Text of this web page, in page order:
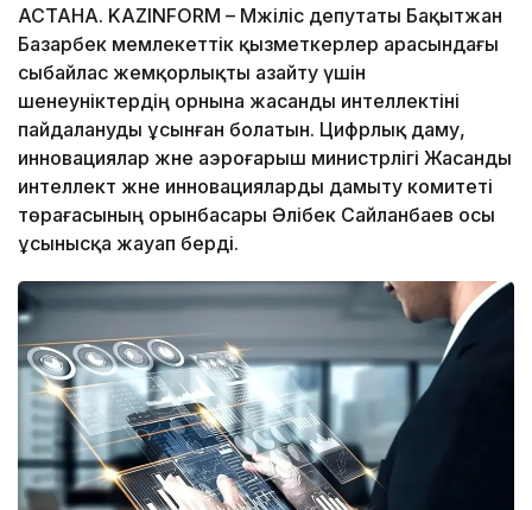
АСТАНА. KAZINFORM – Мәжіліс депутаты Бақытжан
Базарбек мемлекеттік қызметкерлер арасындағы
сыбайлас жемқорлықты азайту үшін
шенеуніктердің орнына жасанды интеллектіні
пайдалануды ұсынған болатын. Цифрлық даму,
инновациялар және аэроғарыш министрлігі Жасанды
интеллект және инновацияларды дамыту комитеті
төрағасының орынбасары Әлібек Сайланбаев осы
ұсынысқа жауап берді.